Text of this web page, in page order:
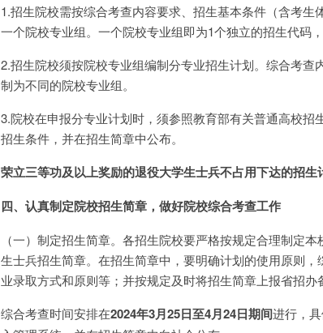
1.招生院校需按综合考查内容要求、招生基本条件（含考
一个院校专业组。一个院校专业组即为1个独立的招生代码
2.招生院校须按院校专业组编制分专业招生计划。综合考
制为不同的院校专业组。
3.院校在申报分专业计划时，须参照教育部有关普通高校
招生条件，并在招生简章中公布。
荣立三等功及以上奖励的退役大学生士兵不占用下达的招生
四、认真制定院校招生简章，做好院校综合考查工作
（一）制定招生简章。各招生院校要严格按规定合理制定
生士兵招生简章。在招生简章中，要明确计划的使用原则
业录取方式和原则等；并按规定及时将招生简章上报省招办
综合考查时间安排在2024年3月25日至4月24日期间进行，